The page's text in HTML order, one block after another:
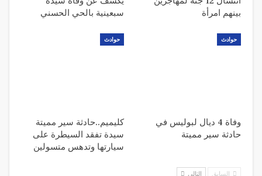
بينهم امرأة
سبعينية بالحي الحسني
حوادث
وفاة 4 ديال لبوليس في
حادثة سير مميتة
حوادث
كليميم..حادثة سير مميتة
سيدة تفقد السيطرة على
سيارتها وتدهس متسولين
السابق التالي